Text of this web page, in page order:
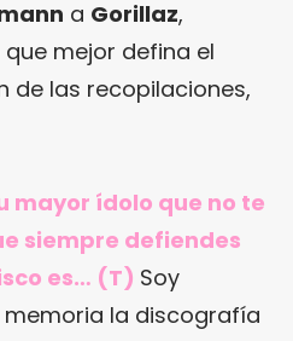
a Gorillaz,
mejor defina el
de las recopilaciones,
mayor ídolo que no te
siempre defiendes
es… (T) Soy
la discografía